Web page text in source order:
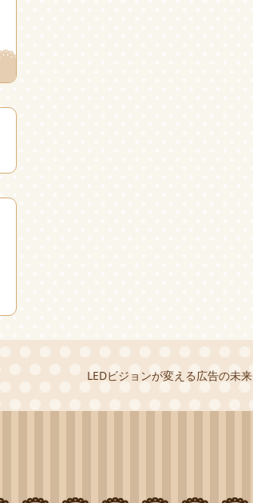
LEDビジョンが変える広告の未来